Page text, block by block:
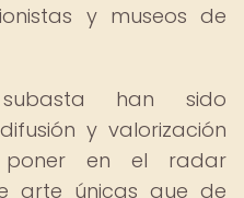
y museos de
han sido
y valorización
en el radar
arte únicas que de